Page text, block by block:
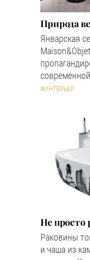
Природа
Январская
#ИНТЕРЬЕР
Не просто
Раковины
и чаша из